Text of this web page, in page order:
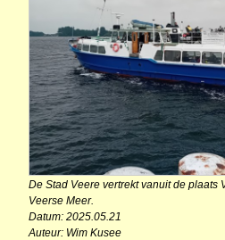
De Stad Veere vertrekt vanuit de plaats
Veerse Meer.
Datum: 2025.05.21
Auteur: Wim Kusee